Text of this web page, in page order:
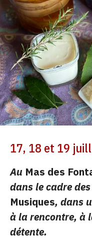
17, 18 et 19
Au Mas des
dans le cadre des
Musiques, dans
à la rencontre, à
détente.